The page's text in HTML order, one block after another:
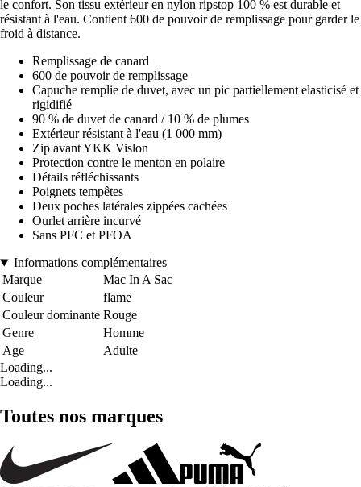
le confort. Son tissu extérieur en nylon ripstop 100 % est durable et
résistant à l'eau. Contient 600 de pouvoir de remplissage pour garder le
froid à distance.
Remplissage de canard
600 de pouvoir de remplissage
Capuche remplie de duvet, avec un pic partiellement elasticisé et
rigidifié
90 % de duvet de canard / 10 % de plumes
Extérieur résistant à l'eau (1 000 mm)
Zip avant YKK Vislon
Protection contre le menton en polaire
Détails réfléchissants
Poignets tempêtes
Deux poches latérales zippées cachées
Ourlet arrière incurvé
Sans PFC et PFOA
Informations complémentaires
Marque
Mac In A Sac
Couleur
flame
Couleur dominante Rouge
Genre
Homme
Age
Adulte
Loading...
Loading...
Toutes nos marques